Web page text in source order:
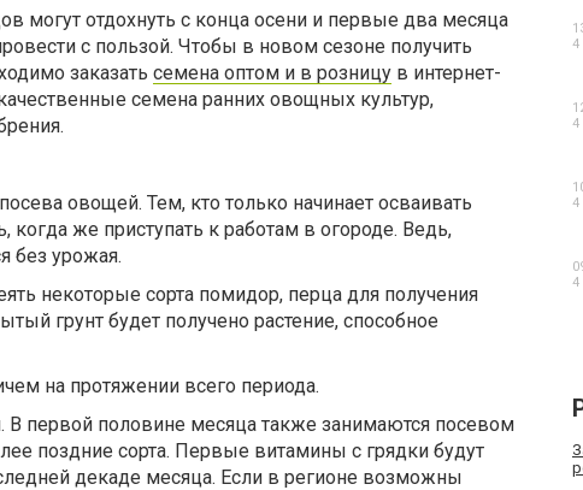
могут отдохнуть с конца осени и первые два месяца
с пользой. Чтобы в новом сезоне получить
заказать семена оптом и в розницу в интернет-
семена ранних овощных культур,
овощей. Тем, кто только начинает осваивать
когда же приступать к работам в огороде. Ведь,
без урожая.
некоторые сорта помидор, перца для получения
грунт будет получено растение, способное
на протяжении всего периода.
В первой половине месяца также занимаются посевом
поздние сорта. Первые витамины с грядки будут
декаде месяца. Если в регионе возможны
4
4
4
4